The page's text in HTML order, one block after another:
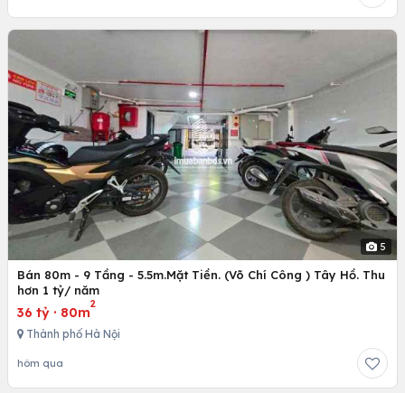
5
Bán 80m - 9 Tầng - 5.5m.Mặt Tiền. (Võ Chí Công ) Tây Hồ. Thu
hơn 1 tỷ/ năm
36 tỷ · 80m
2
Thành phố Hà Nội
hôm qua